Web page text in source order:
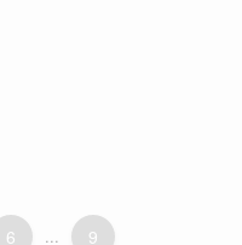
6 ... 9